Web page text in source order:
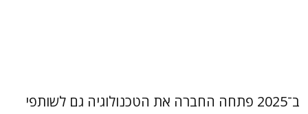
ב־2025 פתחה החברה את הטכנולוגיה גם לשותפי